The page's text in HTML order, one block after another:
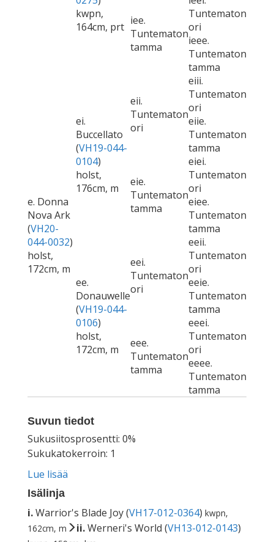
kwpn,
164cm, prt iee.
Tuntematon
tamma
Tuntematon
ori
ieee.
Tuntematon
tamma
e. Donna
Nova Ark
(VH20-
044-0032)
holst,
172cm, m
ei.
Buccellato
(VH19-044-
0104)
holst,
176cm, m
eii.
Tuntematon
ori
eiii.
Tuntematon
ori
eiie.
Tuntematon
tamma
eie.
Tuntematon
tamma
eiei.
Tuntematon
ori
eiee.
Tuntematon
tamma
ee.
Donauwelle
(VH19-044-
0106)
holst,
172cm, m
eei.
Tuntematon
ori
eeii.
Tuntematon
ori
eeie.
Tuntematon
tamma
eee.
Tuntematon
tamma
eeei.
Tuntematon
ori
eeee.
Tuntematon
tamma
Suvun tiedot
Sukusiitosprosentti: 0%
Sukukatokerroin: 1
Lue lisää
Isälinja
i.Warrior's Blade Joy (VH17-012-0364) kwpn,
162cm, m
ii.Werneri's World (VH13-012-0143)